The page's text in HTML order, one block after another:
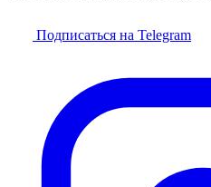
Подписаться на Telegram